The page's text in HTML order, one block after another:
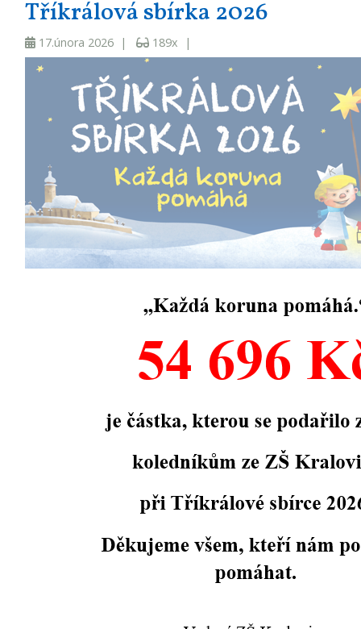
Tříkrálová sbírka 2026
17.února 2026 | 189x |